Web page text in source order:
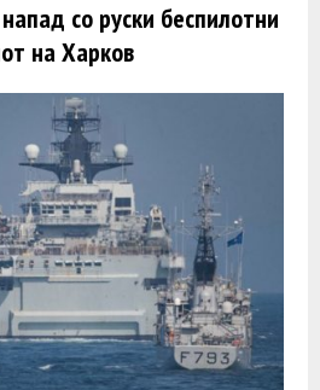
со руски беспилотни
на Харков